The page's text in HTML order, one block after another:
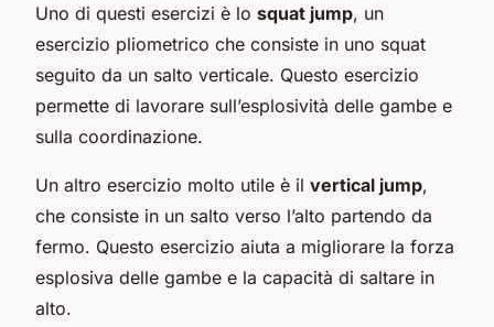
Uno di questi esercizi è lo squat jump, un
esercizio pliometrico che consiste in uno squat
seguito da un salto verticale. Questo esercizio
permette di lavorare sull’esplosività delle gambe e
sulla coordinazione.
Un altro esercizio molto utile è il vertical jump,
che consiste in un salto verso l’alto partendo da
fermo. Questo esercizio aiuta a migliorare la forza
esplosiva delle gambe e la capacità di saltare in
alto.